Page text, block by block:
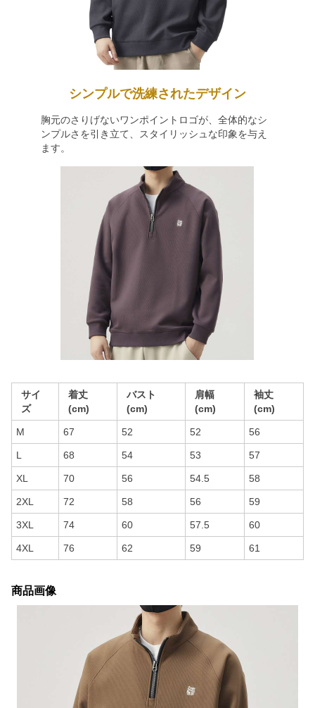
シンプルで洗練されたデザイン
胸元のさりげないワンポイントロゴが、全体的なシ
ンプルさを引き立て、スタイリッシュな印象を与え
ます。
サイ
ズ
着丈
(cm)
バスト
(cm)
肩幅
(cm)
袖丈
(cm)
M 67 52 52 56
L 68 54 53 57
XL 70 56 54.5 58
2XL 72 58 56 59
3XL 74 60 57.5 60
4XL 76 62 59 61
商品画像